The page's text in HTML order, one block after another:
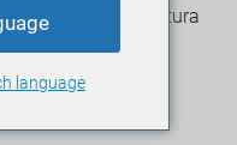
· 1 minuto de lectura
language